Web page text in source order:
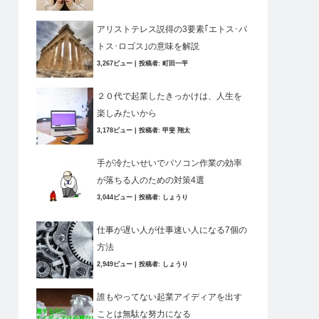
アリストテレス説得の3要素｢エトス･パ
トス･ロゴス｣の意味を解説
3,267ビュー 投稿者: 町田一平
２０代で起業したきっかけは、人生を
楽しみたいから
3,178ビュー 投稿者: 甲斐 翔太
手が冷たいせいでパソコン作業の効率
が落ちる人のための対策4選
3,044ビュー 投稿者: しょうり
仕事が遅い人が仕事速い人になる7個の
方法
2,949ビュー 投稿者: しょうり
誰もやってない起業アイディアを出す
ことは無駄な努力になる